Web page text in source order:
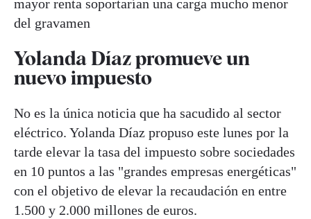
mayor renta soportarían una carga mucho menor
del gravamen
Yolanda Díaz promueve un
nuevo impuesto
No es la única noticia que ha sacudido al sector
eléctrico. Yolanda Díaz propuso este lunes por la
tarde elevar la tasa del impuesto sobre sociedades
en 10 puntos a las "grandes empresas energéticas"
con el objetivo de elevar la recaudación en entre
1.500 y 2.000 millones de euros.